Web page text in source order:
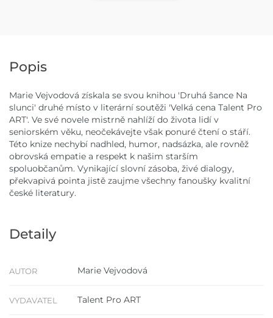
Popis
Marie Vejvodová získala se svou knihou 'Druhá šance Na
slunci' druhé místo v literární soutěži 'Velká cena Talent Pro
ART'. Ve své novele mistrně nahlíží do života lidí v
seniorském věku, neočekávejte však ponuré čtení o stáří.
Této knize nechybí nadhled, humor, nadsázka, ale rovněž
obrovská empatie a respekt k našim starším
spoluobčanům. Vynikající slovní zásoba, živé dialogy,
překvapivá pointa jistě zaujme všechny fanoušky kvalitní
české literatury.
Detaily
AUTOR Marie Vejvodová
VYDAVATEL Talent Pro ART